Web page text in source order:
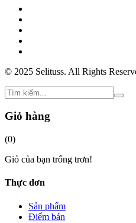
© 2025 Selituss. All Rights
Giỏ hàng
(0)
Giỏ của bạn trống trơn!
Thực đơn
Sản phẩm
Điểm bán